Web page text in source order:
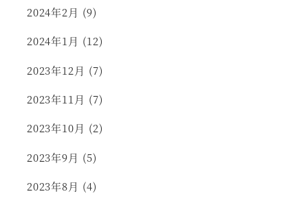
2024年2月 (9)
2024年1月 (12)
2023年12月 (7)
2023年11月 (7)
2023年10月 (2)
2023年9月 (5)
2023年8月 (4)